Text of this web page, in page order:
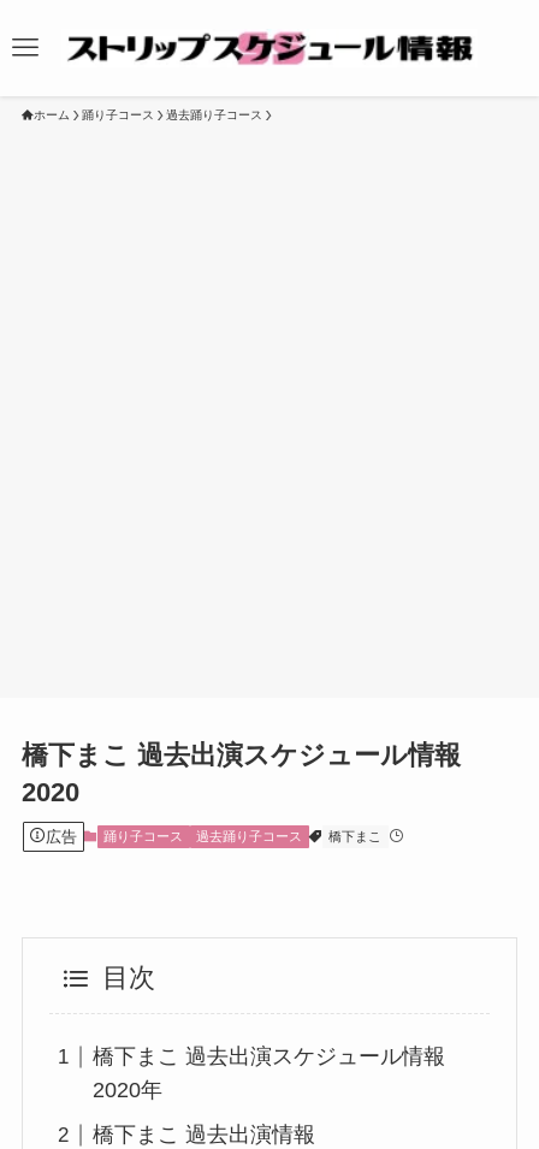
ホーム 踊り子コース 過去踊り子コース
橋下まこ 過去出演スケジュール情報
2020
広告 踊り子コース 過去踊り子コース 橋下まこ
目次
橋下まこ 過去出演スケジュール情報
2020年
橋下まこ 過去出演情報